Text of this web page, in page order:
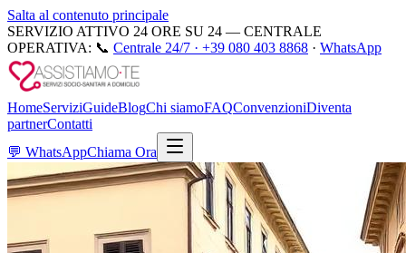
Salta al contenuto principale
SERVIZIO ATTIVO 24 ORE SU 24 — CENTRALE
OPERATIVA: 📞 Centrale 24/7 · +39 080 403 8868 · WhatsApp
HomeServiziGuideBlogChi siamoFAQConvenzioniDiventa
partnerContatti
💬 WhatsAppChiama Ora